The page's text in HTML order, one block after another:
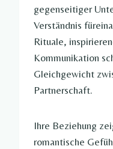
gegenseitiger
Verständnis
Rituale,
Kommunikation
Gleichgewicht
Partnerschaft.
Ihre Beziehung
romantische